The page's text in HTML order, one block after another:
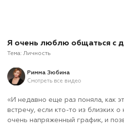
Я очень люблю общаться с
Тема: Личность
Римма Зюбина
Смотреть все видео
«И недавно еще раз поняла, как
встречу, если кто-то из близких
очень напряженный график, и